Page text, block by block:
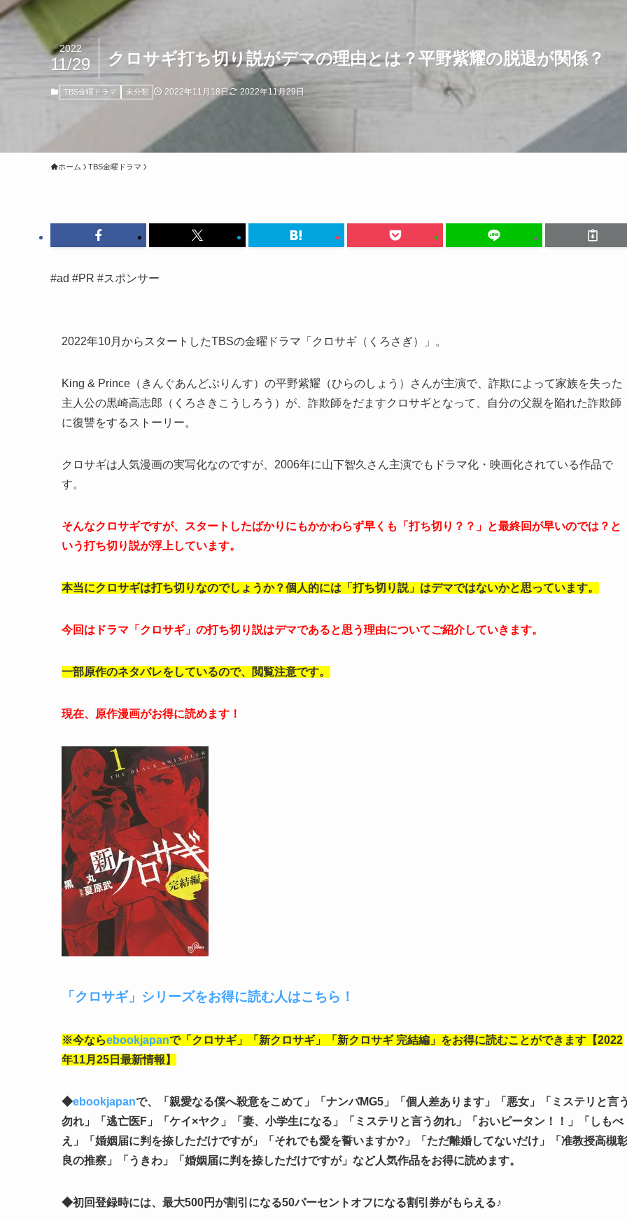
クロサギ打ち切り説がデマの理由とは？平野紫耀の脱退が関係？
2022
11/29
TBS金曜ドラマ 未分類 2022年11月18日 2022年11月29日
ホーム TBS金曜ドラマ
#ad #PR #スポンサー
2022年10月からスタートしたTBSの金曜ドラマ「クロサギ（くろさぎ）」。
King & Prince（きんぐあんどぷりんす）の平野紫耀（ひらのしょう）さんが主演で、詐欺によって家族を失った
主人公の黒崎高志郎（くろさきこうしろう）が、詐欺師をだますクロサギとなって、自分の父親を陥れた詐欺師
に復讐をするストーリー。
クロサギは人気漫画の実写化なのですが、2006年に山下智久さん主演でもドラマ化・映画化されている作品で
す。
そんなクロサギですが、スタートしたばかりにもかかわらず早くも「打ち切り？？」と最終回が早いのでは？と
いう打ち切り説が浮上しています。
本当にクロサギは打ち切りなのでしょうか？個人的には「打ち切り説」はデマではないかと思っています。
今回はドラマ「クロサギ」の打ち切り説はデマであると思う理由についてご紹介していきます。
一部原作のネタバレをしているので、閲覧注意です。
現在、原作漫画がお得に読めます！
「クロサギ」シリーズをお得に読む人はこちら！
※今ならebookjapanで「クロサギ」「新クロサギ」「新クロサギ 完結編」をお得に読むことができます【2022
年11月25日最新情報】
◆ebookjapanで、「親愛なる僕へ殺意をこめて」
「ナンバMG5」「個人差あります」「悪女」「ミステリと言う
勿れ」「逃亡医F」「ケイ×ヤク」「妻、小学生になる」「 ミステリと言う勿れ 」「おいピータン！！」「しもべ
え」「婚姻届に判を捺しただけですが」「それでも愛を誓いますか?」「ただ離婚してないだけ」「准教授高槻
良の推察」「うきわ」「婚姻届に判を捺しただけですが」 など人気作品をお得に読めます。
◆初回登録時には、最大500円が割引になる50パーセントオフになる割引券がもらえる♪